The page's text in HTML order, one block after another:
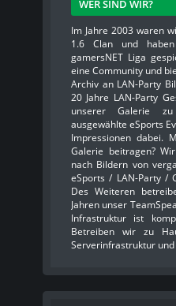
WER SIND WIR?
Im Jahre 2003 waren
1.6 Clan und
gamersNET Liga
eine Community und
Archiv an LAN-Party
20 Jahre LAN-Party
unserer Galerie
ausgewählte eSports
Impressionen dabei.
Galerie beitragen?
nach Bildern von
eSports / LAN-Party /
Des Weiteren
Jahren unser
Infrastruktur ist
Betreiben wir zu
Serverinfrastruktur